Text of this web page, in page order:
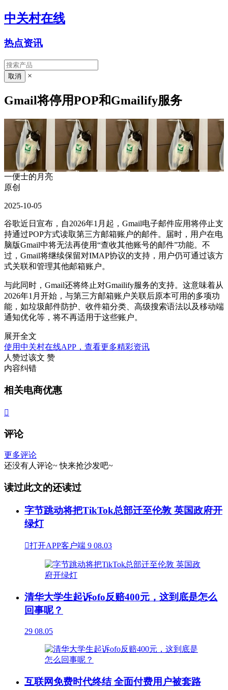
中关村在线
热点资讯
×
Gmail将停用POP和Gmailify服务
一便士的月亮
原创
2025-10-05
谷歌近日宣布，自2026年1月起，Gmail电子邮件应用将停止支
持通过POP方式读取第三方邮箱账户的邮件。届时，用户在电
脑版Gmail中将无法再使用“查收其他账号的邮件”功能。不
过，Gmail将继续保留对IMAP协议的支持，用户仍可通过该方
式关联和管理其他邮箱账户。
与此同时，Gmail还将终止对Gmailify服务的支持。这意味着从
2026年1月开始，与第三方邮箱账户关联后原本可用的多项功
能，如垃圾邮件防护、收件箱分类、高级搜索语法以及移动端
通知优化等，将不再适用于这些账户。
展开全文
使用中关村在线APP，查看更多精彩资讯
人赞过该文 赞
内容纠错
相关电商优惠

评论
更多评论
还没有人评论~ 快来抢沙发吧~
读过此文的还读过
字节跳动将把TikTok总部迁至伦敦 英国政府开
绿灯
打开APP客户端 9 08.03
清华大学生起诉ofo反赔400元，这到底是怎么
回事呢？
29 08.05
互联网免费时代终结 全面付费用户被套路